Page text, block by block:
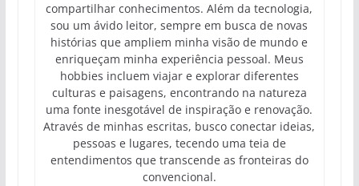
compartilhar conhecimentos. Além da tecnologia,
sou um ávido leitor, sempre em busca de novas
histórias que ampliem minha visão de mundo e
enriqueçam minha experiência pessoal. Meus
hobbies incluem viajar e explorar diferentes
culturas e paisagens, encontrando na natureza
uma fonte inesgotável de inspiração e renovação.
Através de minhas escritas, busco conectar ideias,
pessoas e lugares, tecendo uma teia de
entendimentos que transcende as fronteiras do
convencional.